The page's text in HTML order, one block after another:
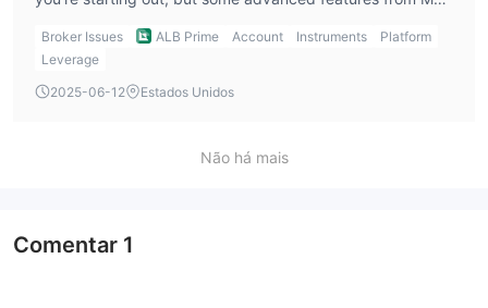
aren’t available.
Broker Issues ALB Prime Account Instruments
Platform
Leverage
2025-06-12
Estados Unidos
Não há mais
Comentar 1